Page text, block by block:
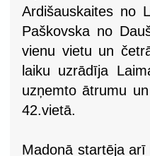
Ardišauskaites no
Paškovska no
vienu vietu un
laiku uzrādīja
uzņemto ātrumu
42.vietā.
Madonā startēja